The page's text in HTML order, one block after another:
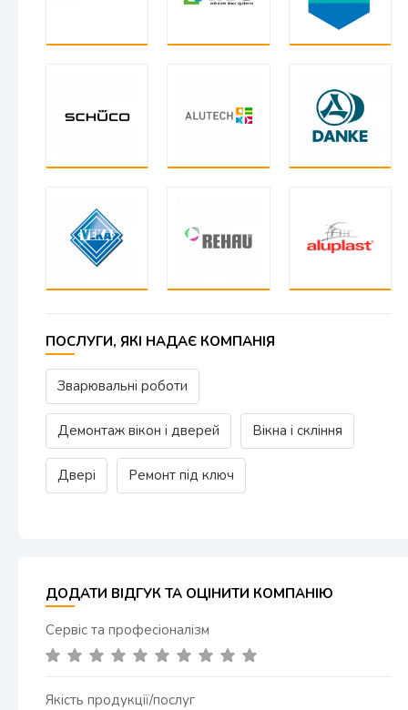
ПОСЛУГИ, ЯКІ НАДАЄ КОМПАНІЯ
Зварювальні роботи
Демонтаж вікон і дверей Вікна і скління
Двері Ремонт під ключ
ДОДАТИ ВІДГУК ТА ОЦІНИТИ КОМПАНІЮ
Сервіс та професіоналізм
Якість продукції/послуг